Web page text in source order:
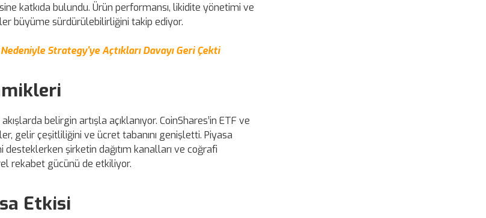
katkıda bulundu. Ürün performansı, likidite yönetimi ve
büyüme sürdürülebilirliğini takip ediyor.
Strategy'ye Açtıkları Davayı Geri Çekti
belirgin artışla açıklanıyor. CoinShares’in ETF ve
gelir çeşitliliğini ve ücret tabanını genişletti. Piyasa
şirketin dağıtım kanalları ve coğrafi
rekabet gücünü de etkiliyor.
Etkisi